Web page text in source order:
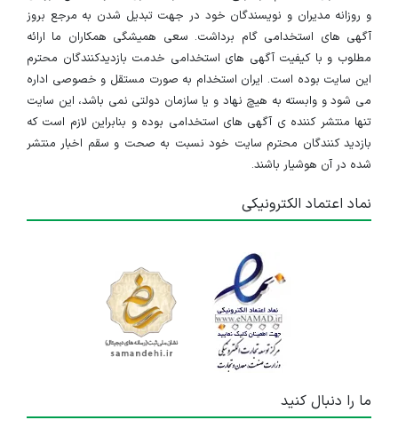
و روزانه مدیران و نویسندگان خود در جهت تبدیل شدن به مرجع بروز
آگهی های استخدامی گام برداشت. سعی همیشگی همکاران ما ارائه
مطلوب و با کیفیت آگهی های استخدامی خدمت بازدیدکنندگان محترم
این سایت بوده است. ایران استخدام به صورت مستقل و خصوصی اداره
می شود و وابسته به هیچ نهاد و یا سازمان دولتی نمی باشد، این سایت
تنها منتشر کننده ی آگهی های استخدامی بوده و بنابراین لازم است که
بازدید کنندگان محترم سایت خود نسبت به صحت و سقم اخبار منتشر
شده در آن هوشیار باشند.
نماد اعتماد الکترونیکی
ما را دنبال کنید